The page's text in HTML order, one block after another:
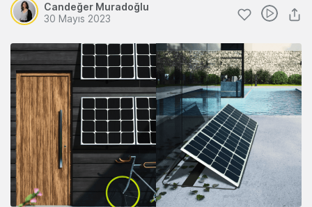
Candeğer Muradoğlu
30 Mayıs 2023